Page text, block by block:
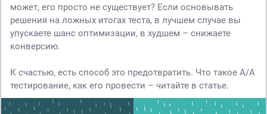
может, его просто не существует? Если основывать
решения на ложных итогах теста, в лучшем случае вы
упускаете шанс оптимизации, в худшем – снижаете
конверсию.
К счастью, есть способ это предотвратить. Что такое A/A
тестирование, как его провести – читайте в статье.